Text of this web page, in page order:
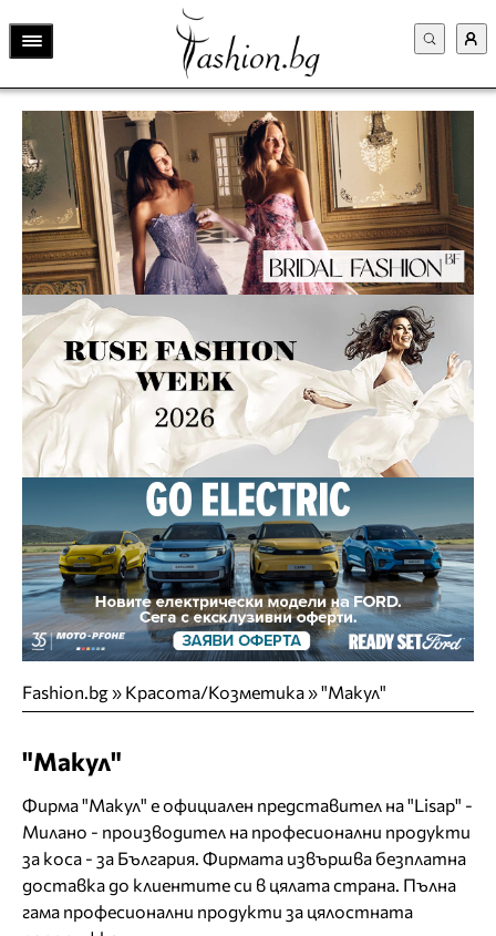
Fashion.bg» Красота/Козметика»"Макул"
"Макул"
Фирма "Макул" е официален представител на "Lisap" -
Милано - производител на професионални продукти
за коса - за България. Фирмата извършва безплатна
доставка до клиентите си в цялата страна. Пълна
гама професионални продукти за цялостната